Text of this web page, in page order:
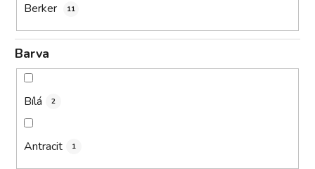
Berker 11
Barva
Bílá 2
Antracit 1